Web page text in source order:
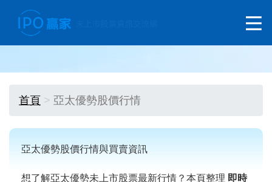
首頁 亞太優勢股價行情
亞太優勢股價行情與買賣資訊
想了解亞太優勢未上市股票最新行情？本頁整理 即時